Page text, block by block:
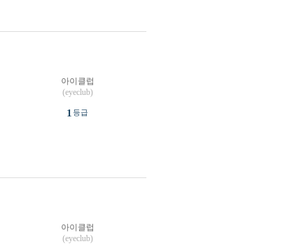
아이클럽
(eyeclub)
1 등급
아이클럽
(eyeclub)